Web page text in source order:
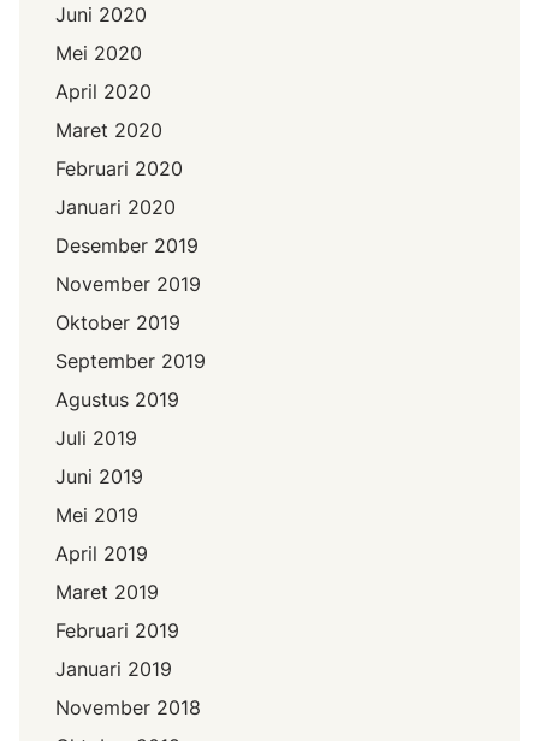
Juni 2020
Mei 2020
April 2020
Maret 2020
Februari 2020
Januari 2020
Desember 2019
November 2019
Oktober 2019
September 2019
Agustus 2019
Juli 2019
Juni 2019
Mei 2019
April 2019
Maret 2019
Februari 2019
Januari 2019
November 2018